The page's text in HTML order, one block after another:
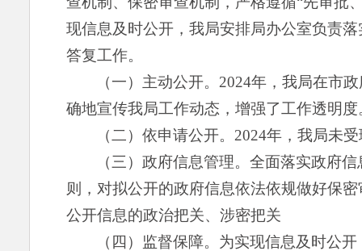
现信息及时公开，我局安排局办公室负责
答复工作。
（一）主动公开。 2024年，我局在市
确地宣传我局工作动态，增强了工作透明
（二）依申请公开。 2024年，我局未
（三）政府信息管理。全面落实政府
则，对拟公开的政府信息依法依规做好保
公开信息的政治把关、涉密把关
（四）监督保障。 为实现信息及时公